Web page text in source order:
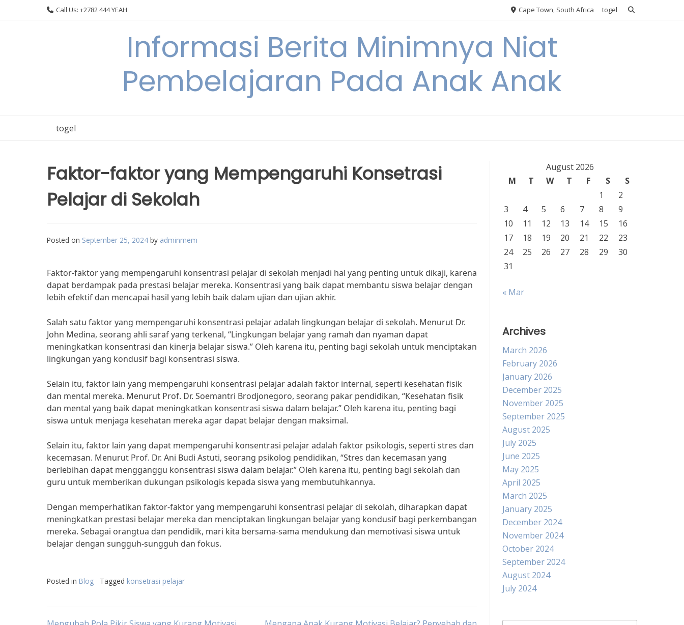
Call Us: +2782 444 YEAH Cape Town, South Africa togel
Informasi Berita Minimnya Niat
Pembelajaran Pada Anak Anak
togel
Faktor-faktor yang Mempengaruhi Konsetrasi
Pelajar di Sekolah
Posted on September 25, 2024 by adminmem
Faktor-faktor yang mempengaruhi konsentrasi pelajar di sekolah menjadi hal yang penting untuk dikaji, karena
dapat berdampak pada prestasi belajar mereka. Konsentrasi yang baik dapat membantu siswa belajar dengan
lebih efektif dan mencapai hasil yang lebih baik dalam ujian dan ujian akhir.
Salah satu faktor yang mempengaruhi konsentrasi pelajar adalah lingkungan belajar di sekolah. Menurut Dr.
John Medina, seorang ahli saraf yang terkenal, “Lingkungan belajar yang ramah dan nyaman dapat
meningkatkan konsentrasi dan kinerja belajar siswa.” Oleh karena itu, penting bagi sekolah untuk menciptakan
lingkungan yang kondusif bagi konsentrasi siswa.
Selain itu, faktor lain yang mempengaruhi konsentrasi pelajar adalah faktor internal, seperti kesehatan fisik
dan mental mereka. Menurut Prof. Dr. Soemantri Brodjonegoro, seorang pakar pendidikan, “Kesehatan fisik
dan mental yang baik dapat meningkatkan konsentrasi siswa dalam belajar.” Oleh karena itu, penting bagi
siswa untuk menjaga kesehatan mereka agar dapat belajar dengan maksimal.
Selain itu, faktor lain yang dapat mempengaruhi konsentrasi pelajar adalah faktor psikologis, seperti stres dan
kecemasan. Menurut Prof. Dr. Ani Budi Astuti, seorang psikolog pendidikan, “Stres dan kecemasan yang
berlebihan dapat mengganggu konsentrasi siswa dalam belajar.” Oleh karena itu, penting bagi sekolah dan
guru untuk memberikan dukungan psikologis kepada siswa yang membutuhkannya.
Dengan memperhatikan faktor-faktor yang mempengaruhi konsentrasi pelajar di sekolah, diharapkan dapat
meningkatkan prestasi belajar mereka dan menciptakan lingkungan belajar yang kondusif bagi perkembangan
mereka. Sebagai orangtua dan pendidik, mari kita bersama-sama mendukung dan memotivasi siswa untuk
belajar dengan sungguh-sungguh dan fokus.
Posted in Blog Tagged konsetrasi pelajar
August 2026
M
T W T F S
S
1
2
3
4 5 6 7 8
9
10
11 12 13 14 15
16
17
18 19 20 21 22
23
24
25 26 27 28 29
30
31
« Mar
Archives
March 2026
February 2026
January 2026
December 2025
November 2025
September 2025
August 2025
July 2025
June 2025
May 2025
April 2025
March 2025
January 2025
December 2024
November 2024
October 2024
September 2024
August 2024
July 2024